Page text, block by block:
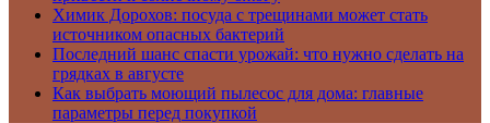
Химик Дорохов: посуда с трещинами может стать
источником опасных бактерий
Последний шанс спасти урожай: что нужно сделать на
грядках в августе
Как выбрать моющий пылесос для дома: главные
параметры перед покупкой